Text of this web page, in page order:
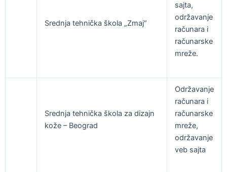
Srednja tehnička škola „Zmaj“
sajta,
održavanje
računara i
računarske
mreže.
Srednja tehnička škola za dizajn
kože – Beograd
Održavanje
računara i
računarske
mreže,
održavanje
veb sajta